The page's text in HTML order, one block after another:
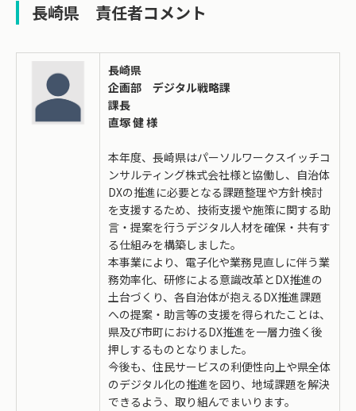
長崎県 責任者コメント
長崎県
企画部 デジタル戦略課
課長
直塚 健 様
本年度、長崎県はパーソルワークスイッチコ
ンサルティング株式会社様と協働し、自治体
DXの推進に必要となる課題整理や方針検討
を支援するため、技術支援や施策に関する助
言・提案を行うデジタル人材を確保・共有す
る仕組みを構築しました。
本事業により、電子化や業務見直しに伴う業
務効率化、研修による意識改革とDX推進の
土台づくり、各自治体が抱えるDX推進課題
への提案・助言等の支援を得られたことは、
県及び市町におけるDX推進を一層力強く後
押しするものとなりました。
今後も、住民サービスの利便性向上や県全体
のデジタル化の推進を図り、地域課題を解決
できるよう、取り組んでまいります。